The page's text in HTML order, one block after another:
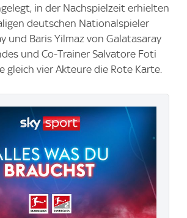
in der Nachspielzeit erhielten
deutschen Nationalspieler
und Baris Yilmaz von Galatasaray
und Co-Trainer Salvatore Foti
gleich vier Akteure die Rote Karte.